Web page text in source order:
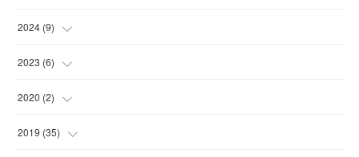
( )
(
( )
( )
(
(3
2024 (9)
( )
( )
(2
2023 (6)
( )
(1
2020 (2)
(1
2019 (35)